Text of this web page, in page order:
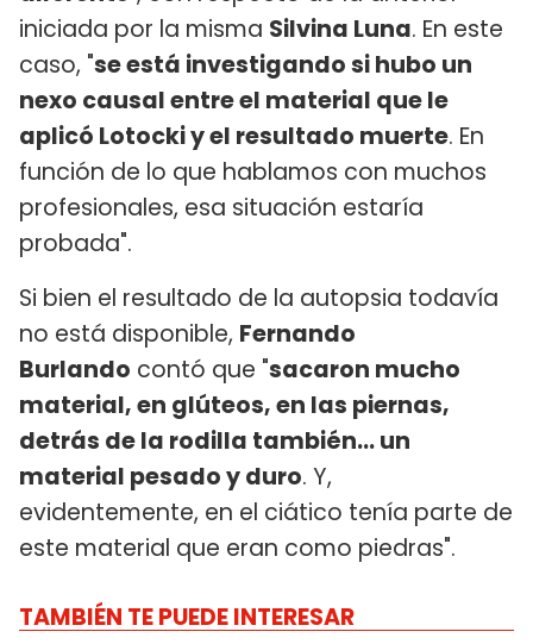
iniciada por la misma Silvina Luna. En este
caso, "se está investigando si hubo un
nexo causal entre el material que le
aplicó Lotocki y el resultado muerte. En
función de lo que hablamos con muchos
profesionales, esa situación estaría
probada".
Si bien el resultado de la autopsia todavía
no está disponible, Fernando
Burlando contó que "sacaron mucho
material, en glúteos, en las piernas,
detrás de la rodilla también... un
material pesado y duro. Y,
evidentemente, en el ciático tenía parte de
este material que eran como piedras".
TAMBIÉN TE PUEDE INTERESAR